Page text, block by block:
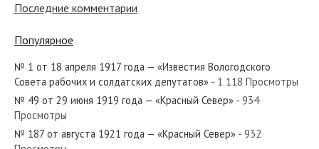
№ 139 от июня 1922 года — «Красный Север»
Последние комментарии
Популярное
№ 1 от 18 апреля 1917 года — «Известия Вологодского
Совета рабочих и солдатских депутатов» - 1 118 Просмотры
№ 49 от 29 июня 1919 года — «Красный Север» - 934
Просмотры
№ 187 от августа 1921 года — «Красный Север» - 932